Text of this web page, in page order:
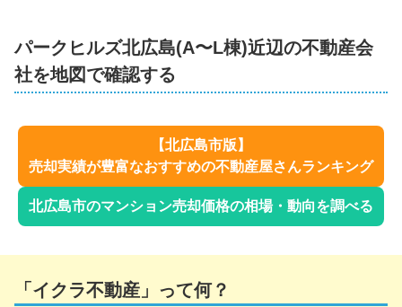
パークヒルズ北広島(A〜L棟)近辺の不動産会
社を地図で確認する
【北広島市版】
売却実績が豊富なおすすめの不動産屋さんランキング
北広島市のマンション売却価格の相場・動向を調べる
「イクラ不動産」って何？